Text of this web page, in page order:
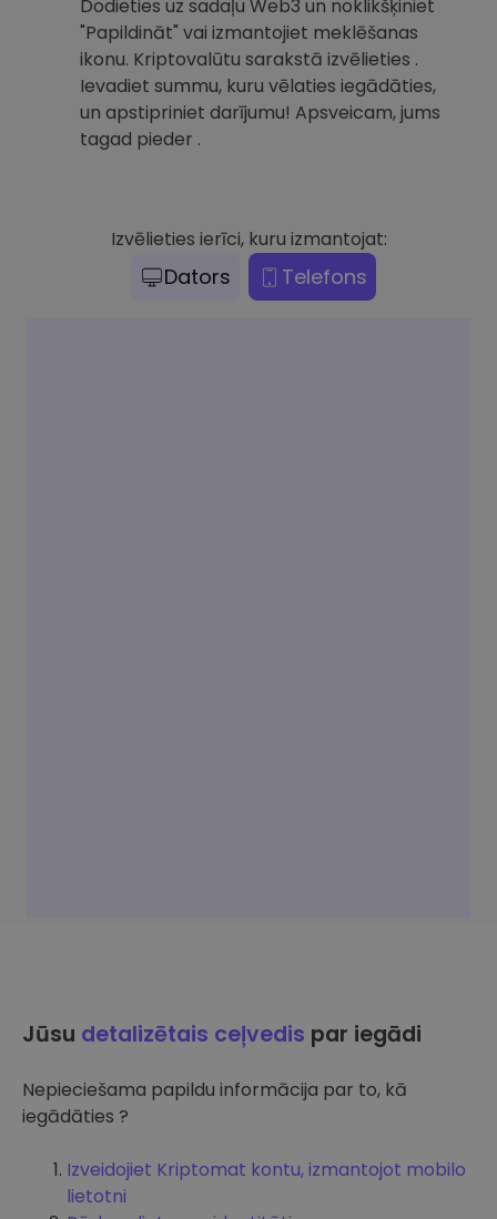
Dodieties uz sadaļu Web3 un noklikšķiniet
"Papildināt" vai izmantojiet meklēšanas
ikonu. Kriptovalūtu sarakstā izvēlieties .
Ievadiet summu, kuru vēlaties iegādāties,
un apstipriniet darījumu! Apsveicam, jums
tagad pieder .
Izvēlieties ierīci, kuru izmantojat:
Dators Telefons
Jūsu detalizētais ceļvedis par iegādi
Nepieciešama papildu informācija par to, kā
iegādāties ?
Izveidojiet Kriptomat kontu, izmantojot mobilo
lietotni